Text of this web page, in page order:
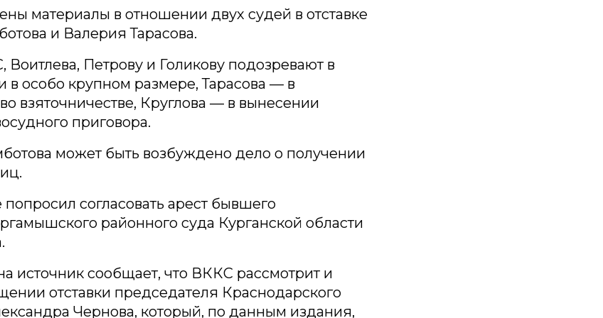
материалы в отношении двух судей в отставке
и Валерия Тарасова.
Петрову и Голикову подозревают в
в особо крупном размере, Тарасова — в
взяточничестве, Круглова — в вынесении
приговора.
может быть возбуждено дело о получении
согласовать арест бывшего
районного суда Курганской области
источник сообщает, что ВККС рассмотрит и
отставки председателя Краснодарского
Чернова, который, по данным издания,